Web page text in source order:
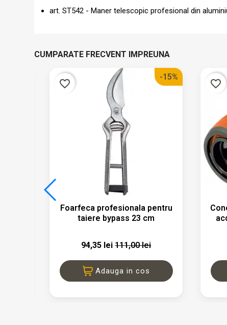
art. ST542 - Maner telescopic profesional din
CUMPARATE FRECVENT IMPREUNA
Vizualizare rapida
Foarfeca profesionala pentru
taiere bypass 23 cm
94,35 lei111,00 lei
-15%
Adauga in cos
favorite_border favorite_border